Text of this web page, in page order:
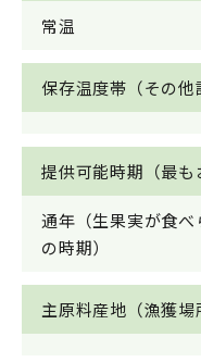
常温
保存温度帯（その他
提供可能時期（最も
通年（生果実が食
の時期）
主原料産地（漁獲場